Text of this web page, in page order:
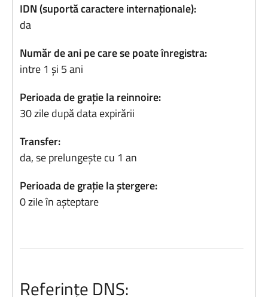
IDN (suportă caractere internaționale):
da
Număr de ani pe care se poate înregistra:
intre 1 și 5 ani
Perioada de grație la reinnoire:
30 zile după data expirării
Transfer:
da, se prelungește cu 1 an
Perioada de grație la ștergere:
0 zile în așteptare
Referințe DNS: